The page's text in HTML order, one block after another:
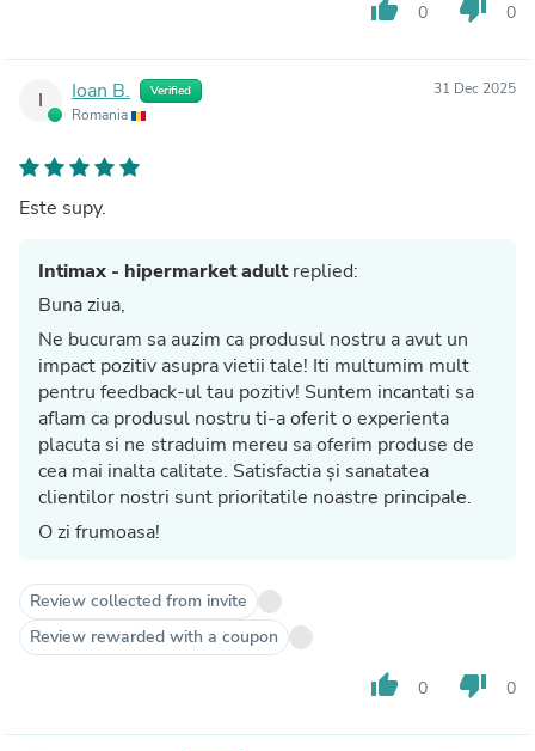
thumb_up 0 thumb_down 0
I Ioan B. Verified
Romania
31 Dec 2025
Este supy.
Intimax - hipermarket adultreplied:
Buna ziua,
Ne bucuram sa auzim ca produsul nostru a avut un
impact pozitiv asupra vietii tale! Iti multumim mult
pentru feedback-ul tau pozitiv! Suntem incantati sa
aflam ca produsul nostru ti-a oferit o experienta
placuta si ne straduim mereu sa oferim produse de
cea mai inalta calitate. Satisfactia și sanatatea
clientilor nostri sunt prioritatile noastre principale.
O zi frumoasa!
Review collected from invite
Review rewarded with a coupon
thumb_up 0 thumb_down 0